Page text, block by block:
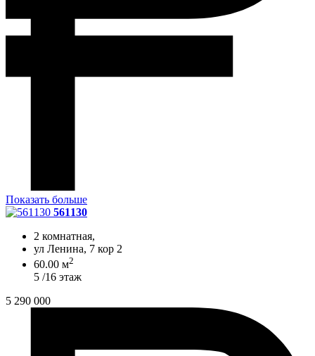
Показать больше
561130
2 комнатная,
ул Ленина, 7 кор 2
60.00 м2
5 /16 этаж
5 290 000